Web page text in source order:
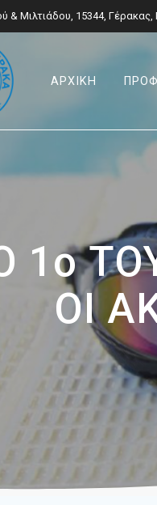
& Μιλτιάδου, 15344, Γέρακας,
ΑΡΧΙΚΗ
1ο
ΟΙ